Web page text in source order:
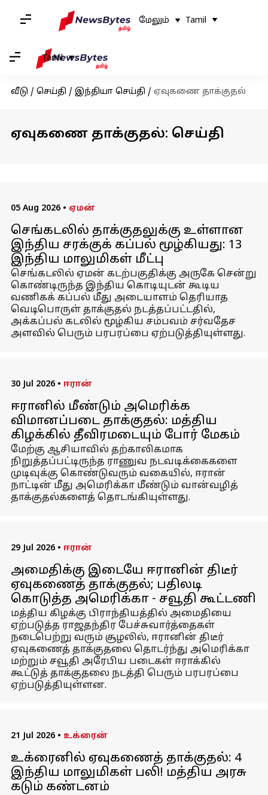
மேலும் Tamil
Tamil
வீடு / செய்தி / இந்தியா செய்தி / ஏவுகணை தாக்குதல்
ஏவுகணை தாக்குதல்: செய்தி
05 Aug 2026 • ஏமன்
செங்கடலில் தாக்குதலுக்கு உள்ளான
இந்திய சரக்குக் கப்பல் மூழ்கியது: 13
இந்திய மாலுமிகள் மீட்பு
செங்கடலில் ஏமன் கடற்பகுதிக்கு அருகே சென்று
கொண்டிருந்த இந்திய கொடியுடன் கூடிய
வணிகக் கப்பல் மீது அடையாளம் தெரியாத
வெடிபொருள் தாக்குதல் நடத்தப்பட்டதில்,
அக்கப்பல் கடலில் மூழ்கிய சம்பவம் சர்வதேச
அளவில் பெரும் பரபரப்பை ஏற்படுத்தியுள்ளது.
30 Jul 2026 • ஈரான்
ஈரானில் மீண்டும் அமெரிக்க
விமானப்படை தாக்குதல்: மத்திய
கிழக்கில் தீவிரமடையும் போர் மேகம்
மேற்கு ஆசியாவில் தற்காலிகமாக
நிறுத்தப்பட்டிருந்த ராணுவ நடவடிக்கைகளை
முடிவுக்கு கொண்டுவரும் வகையில், ஈரான்
நாட்டின் மீது அமெரிக்கா மீண்டும் வான்வழித்
தாக்குதல்களைத் தொடங்கியுள்ளது.
29 Jul 2026 • ஈரான்
அமைதிக்கு இடையே ஈரானின் திடீர்
ஏவுகணைத் தாக்குதல்; பதிலடி
கொடுத்த அமெரிக்கா - சவூதி கூட்டணி
மத்திய கிழக்கு பிராந்தியத்தில் அமைதியை
ஏற்படுத்த ராஜதந்திர பேச்சுவார்த்தைகள்
நடைபெற்று வரும் சூழலில், ஈரானின் திடீர்
ஏவுகணைத் தாக்குதலை தொடர்ந்து அமெரிக்கா
மற்றும் சவூதி அரேபிய படைகள் ஈராக்கில்
கூட்டுத் தாக்குதலை நடத்தி பெரும் பரபரப்பை
ஏற்படுத்தியுள்ளன.
21 Jul 2026 • உக்ரைன்
உக்ரைனில் ஏவுகணைத் தாக்குதல்: 4
இந்திய மாலுமிகள் பலி! மத்திய அரசு
கடும் கண்டனம்